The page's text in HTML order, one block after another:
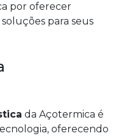
por oferecer
para seus
da Açotermica é
oferecendo